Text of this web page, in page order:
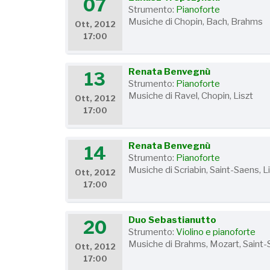
07
Ott, 2012
17:00
Strumento: Pianoforte
Musiche di Chopin, Bach, Brahms
13
Ott, 2012
17:00
Renata Benvegnù
Strumento: Pianoforte
Musiche di Ravel, Chopin, Liszt
14
Ott, 2012
17:00
Renata Benvegnù
Strumento: Pianoforte
Musiche di Scriabin, Saint-Saens,
20
Ott, 2012
17:00
Duo Sebastianutto
Strumento: Violino e pianoforte
Musiche di Brahms, Mozart, Saint-